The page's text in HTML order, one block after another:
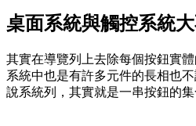
桌面系統與觸控系統
其實在導覽列上去除每個按鈕實
系統中也是有許多元件的長相也
說系統列，其實就是一串按鈕的集